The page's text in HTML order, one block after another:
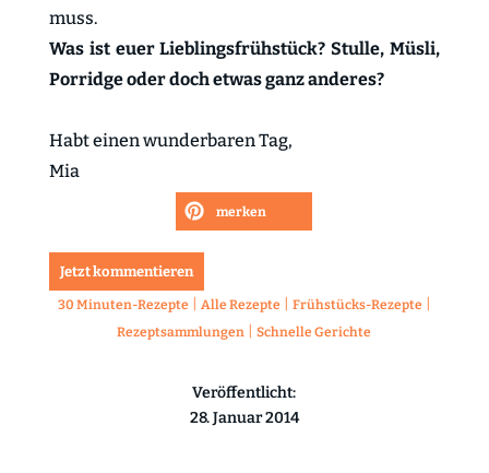
muss.
Was ist euer Lieblingsfrühstück? Stulle, Müsli,
Porridge oder doch etwas ganz anderes?
Habt einen wunderbaren Tag,
Mia
merken
Jetzt kommentieren
30 Minuten-Rezepte Alle Rezepte Frühstücks-Rezepte
Rezeptsammlungen |Schnelle Gerichte
Veröffentlicht:
28. Januar 2014